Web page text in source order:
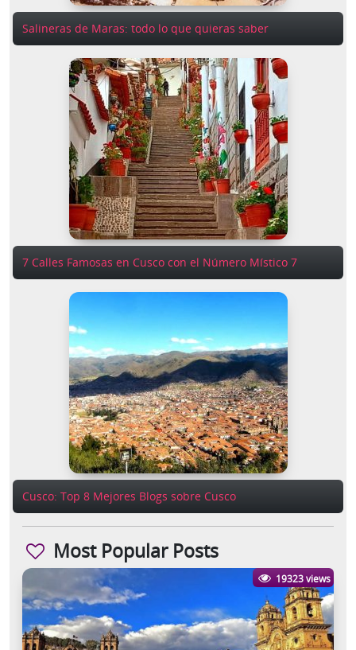
Salineras de Maras: todo lo que quieras saber
7 Calles Famosas en Cusco con el Número Místico 7
Cusco: Top 8 Mejores Blogs sobre Cusco
Most Popular Posts
19323 views